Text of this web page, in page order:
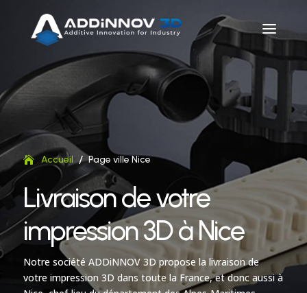
Accueil / Page ville Nice
Livraison de votre
impression 3D à Nice
Notre société ADDiNNOV 3D propose la livraison de
votre impression 3D dans toute la France, et donc aussi à